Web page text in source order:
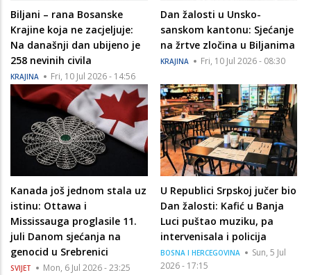
Biljani – rana Bosanske
Krajine koja ne zacjeljuje:
Na današnji dan ubijeno je
258 nevinih civila
KRAJINA Fri, 10 Jul 2026 - 14:56
Dan žalosti u Unsko-
sanskom kantonu: Sjećanje
na žrtve zločina u Biljanima
KRAJINA Fri, 10 Jul 2026 - 08:30
Kanada još jednom stala uz
istinu: Ottawa i
Mississauga proglasile 11.
juli Danom sjećanja na
genocid u Srebrenici
SVIJET Mon, 6 Jul 2026 - 23:25
U Republici Srpskoj jučer bio
Dan žalosti: Kafić u Banja
Luci puštao muziku, pa
intervenisala i policija
BOSNA I HERCEGOVINA
Sun, 5 Jul
2026 - 17:15